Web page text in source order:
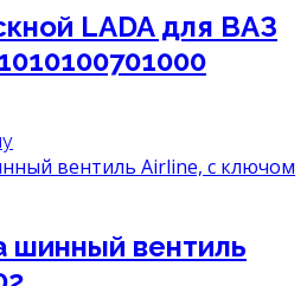
LADA для ВАЗ
шинный вентиль